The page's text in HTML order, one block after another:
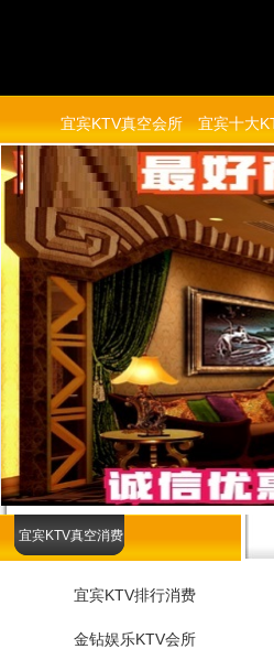
宜宾KTV真空会所 宜宾十大
宜宾KTV真空消费
宜宾KTV排行消费
金钻娱乐KTV会所